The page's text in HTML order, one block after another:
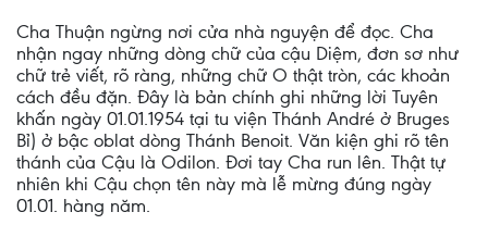
Cha Thuận ngừng nơi cửa nhà nguyện để đọc. Cha
nhận ngay những dòng chữ của cậu Diệm, đơn sơ như
chữ trẻ viết, rõ ràng, những chữ O thật tròn, các khoản
cách đều đặn. Ðây là bản chính ghi những lời Tuyên
khấn ngày 01.01.1954 tại tu viện Thánh André ở Bruges
Bỉ) ở bậc oblat dòng Thánh Benoit. Văn kiện ghi rõ tên
thánh của Cậu là Odilon. Đơi tay Cha run lên. Thật tự
nhiên khi Cậu chọn tên này mà lễ mừng đúng ngày
01.01. hàng năm.